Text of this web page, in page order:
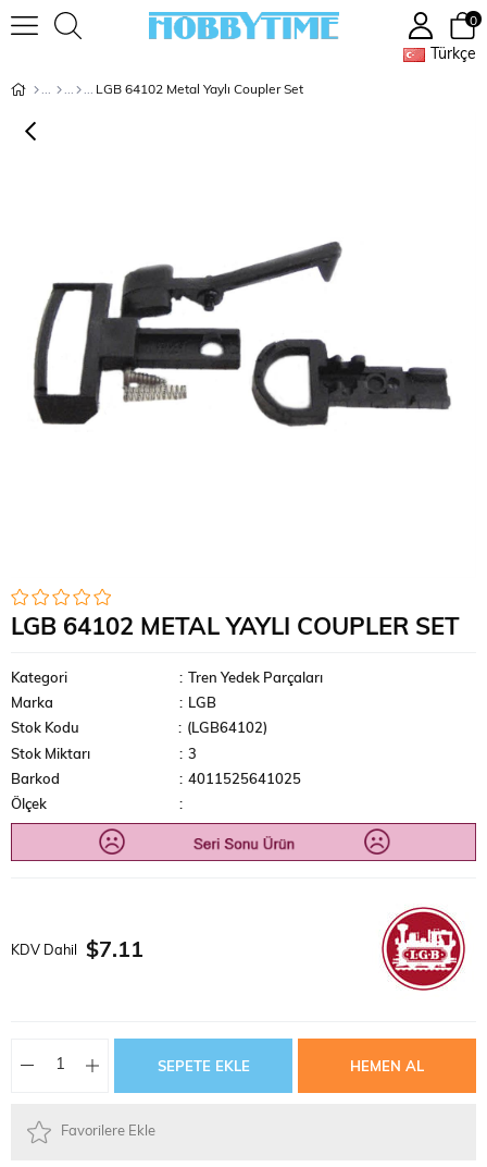
Türkçe
0
LGB 64102 Metal Yaylı Coupler Set
LGB 64102 METAL YAYLI COUPLER SET
Kategori :
Tren Yedek Parçaları
Marka
: LGB
Stok Kodu
(LGB64102)
Stok Miktarı
: 3
Barkod
: 4011525641025
Ölçek
:
KDV Dahil $7.11
Favorilere Ekle